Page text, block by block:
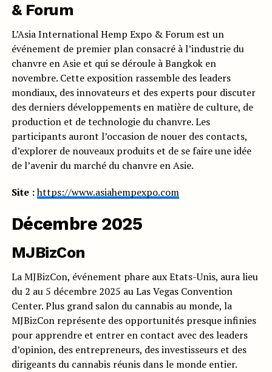
& Forum
L’Asia International Hemp Expo & Forum est un
événement de premier plan consacré à l’industrie du
chanvre en Asie et qui se déroule à Bangkok en
novembre. Cette exposition rassemble des leaders
mondiaux, des innovateurs et des experts pour discuter
des derniers développements en matière de culture, de
production et de technologie du chanvre. Les
participants auront l’occasion de nouer des contacts,
d’explorer de nouveaux produits et de se faire une idée
de l’avenir du marché du chanvre en Asie.
Site :https://www.asiahempexpo.com
Décembre 2025
MJBizCon
La MJBizCon, événement phare aux Etats-Unis, aura lieu
du 2 au 5 décembre 2025 au Las Vegas Convention
Center. Plus grand salon du cannabis au monde, la
MJBizCon représente des opportunités presque infinies
pour apprendre et entrer en contact avec des leaders
d’opinion, des entrepreneurs, des investisseurs et des
dirigeants du cannabis réunis dans le monde entier.